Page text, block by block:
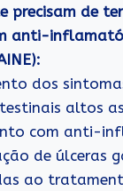
precisam de
anti-
dos
altos
com anti-
de úlceras
ao